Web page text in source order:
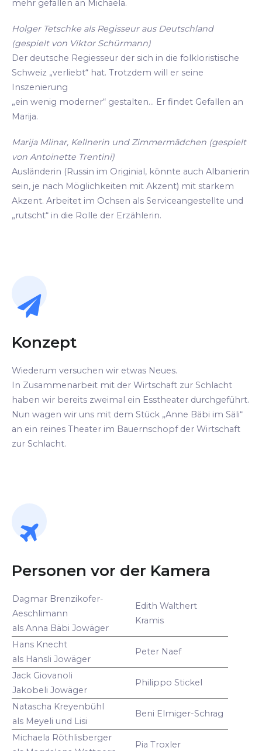
mehr gefallen an Michaela.
Holger Tetschke als Regisseur aus Deutschland
(gespielt von Viktor Schürmann)
Der deutsche Regiesseur der sich in die folkloristische
Schweiz „verliebt“ hat. Trotzdem will er seine
Inszenierung
„ein wenig moderner“ gestalten... Er findet Gefallen an
Marija.
Marija Mlinar, Kellnerin und Zimmermädchen (gespielt
von Antoinette Trentini)
Ausländerin (Russin im Originial, könnte auch Albanierin
sein, je nach Möglichkeiten mit Akzent) mit starkem
Akzent. Arbeitet im Ochsen als Serviceangestellte und
„rutscht“ in die Rolle der Erzählerin.
Konzept
Wiederum versuchen wir etwas Neues.
In Zusammenarbeit mit der Wirtschaft zur Schlacht
haben wir bereits zweimal ein Esstheater durchgeführt.
Nun wagen wir uns mit dem Stück „Anne Bäbi im Säli“
an ein reines Theater im Bauernschopf der Wirtschaft
zur Schlacht.
Personen vor der Kamera
Dagmar Brenzikofer-
Aeschlimann
als Anna Bäbi Jowäger
Edith Walthert
Kramis
Hans Knecht
als Hansli Jowäger
Peter Naef
Jack Giovanoli
Jakobeli Jowäger
Philippo Stickel
Natascha Kreyenbühl
als Meyeli und Lisi
Beni Elmiger-Schrag
Michaela Röthlisberger
Pia Troxler